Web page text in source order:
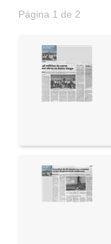
Página 1 de 2